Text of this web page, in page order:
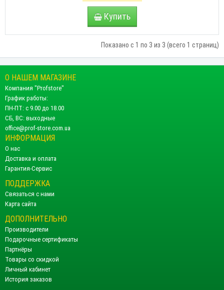
Купить
Показано с 1 по 3 из 3 (всего 1 страниц)
О НАШЕМ МАГАЗИНЕ
Компания "Profstore"
График работы:
ПН-ПТ: с 9.00 до 18.00
СБ, ВС: выходные
office@prof-store.com.ua
ИНФОРМАЦИЯ
О нас
Доставка и оплата
Гарантия-Сервис
ПОДДЕРЖКА
Связаться с нами
Карта сайта
ДОПОЛНИТЕЛЬНО
Производители
Подарочные сертификаты
Партнёры
Товары со скидкой
Личный кабинет
История заказов